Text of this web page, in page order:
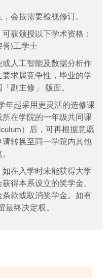
会按需要检视修订。
获颁授以下学术资格：
誉)工学士
人工智能及数据分析作
求属竞争性，毕业的学
副主修」 版面。
年起采用更灵活的选修课
在学院的一年级共同课
）后，可再根据意愿
转换至同一学院内其他
在入学时未能获得大学
得本系设立的奖学金。
款或取消奖学金。如有
终决定权。